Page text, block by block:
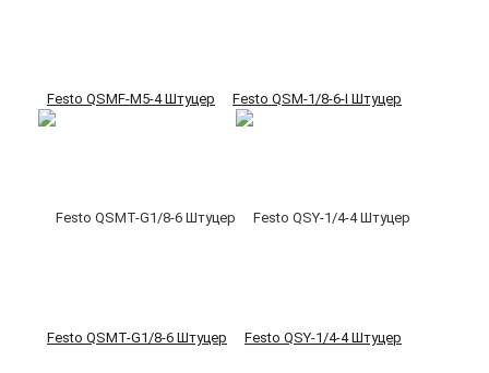
Festo QSMF-M5-4 Штуцер Festo QSM-1/8-6-I Штуцер
Festo QSMT-G1/8-6 Штуцер Festo QSY-1/4-4 Штуцер